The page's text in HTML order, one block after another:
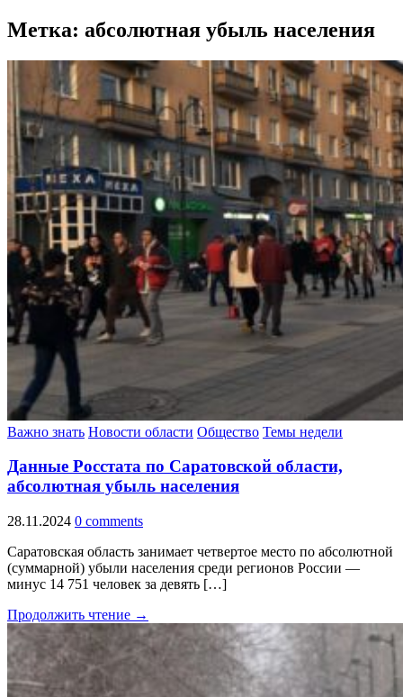
Метка: абсолютная убыль населения
Важно знать Новости области Общество Темы недели
Данные Росстата по Саратовской области,
абсолютная убыль населения
28.11.2024 0 comments
Саратовская область занимает четвертое место по абсолютной
(суммарной) убыли населения среди регионов России —
минус 14 751 человек за девять […]
Продолжить чтение →